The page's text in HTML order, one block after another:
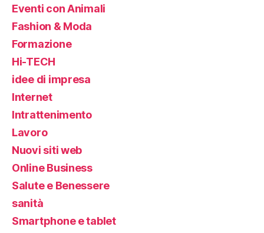
Eventi con Animali
Fashion & Moda
Formazione
Hi-TECH
idee di impresa
Internet
Intrattenimento
Lavoro
Nuovi siti web
Online Business
Salute e Benessere
sanità
Smartphone e tablet